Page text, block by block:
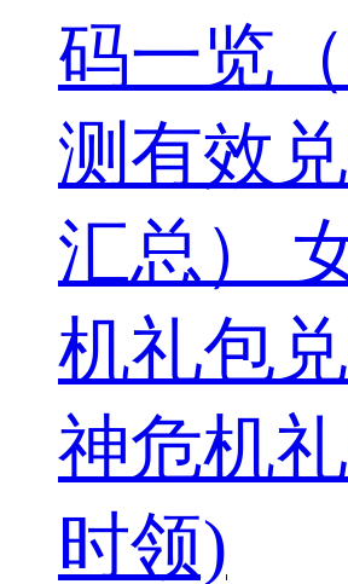
码一览
测有效
汇总）
机礼包
神危机
时领)